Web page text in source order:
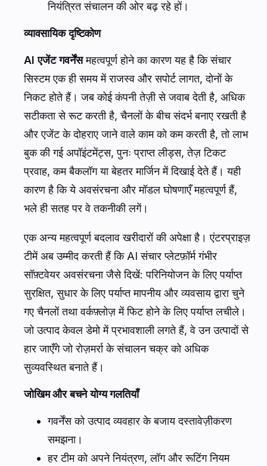
नियंत्रित संचालन की ओर बढ़ रहे हों।
व्यावसायिक दृष्टिकोण
AI एजेंट गवर्नेंसमहत्वपूर्ण होने का कारण यह है कि संचार
सिस्टम एक ही समय में राजस्व और सपोर्ट लागत, दोनों के
निकट होते हैं। जब कोई कंपनी तेज़ी से जवाब देती है, अधिक
सटीकता से रूट करती है, चैनलों के बीच संदर्भ बनाए रखती है
और एजेंट के दोहराए जाने वाले काम को कम करती है, तो लाभ
बुक की गई अपॉइंटमेंट्स, पुनः प्राप्त लीड्स, तेज़ टिकट
प्रवाह, कम बैकलॉग या बेहतर मार्जिन में दिखाई देते हैं। यही
कारण है कि ये अवसंरचना और मॉडल घोषणाएँ महत्वपूर्ण हैं,
भले ही सतह पर वे तकनीकी लगें।
एक अन्य महत्वपूर्ण बदलाव खरीदारों की अपेक्षा है। एंटरप्राइज़
टीमें अब उम्मीद करती हैं कि AI संचार प्लेटफ़ॉर्म गंभीर
सॉफ़्टवेयर अवसंरचना जैसे दिखें: परिनियोजन के लिए पर्याप्त
सुरक्षित, सुधार के लिए पर्याप्त मापनीय और व्यवसाय द्वारा चुने
गए चैनलों तथा वर्कफ़्लोज़ में फिट होने के लिए पर्याप्त लचीले।
जो उत्पाद केवल डेमो में प्रभावशाली लगते हैं, वे उन उत्पादों से
हार जाएँगे जो रोज़मर्रा के संचालन चक्र को अधिक
सुव्यवस्थित बनाते हैं।
जोखिम और बचने योग्य गलतियाँ
गवर्नेंस को उत्पाद व्यवहार के बजाय दस्तावेज़ीकरण
समझना।
हर टीम को अपने नियंत्रण, लॉग और रूटिंग नियम